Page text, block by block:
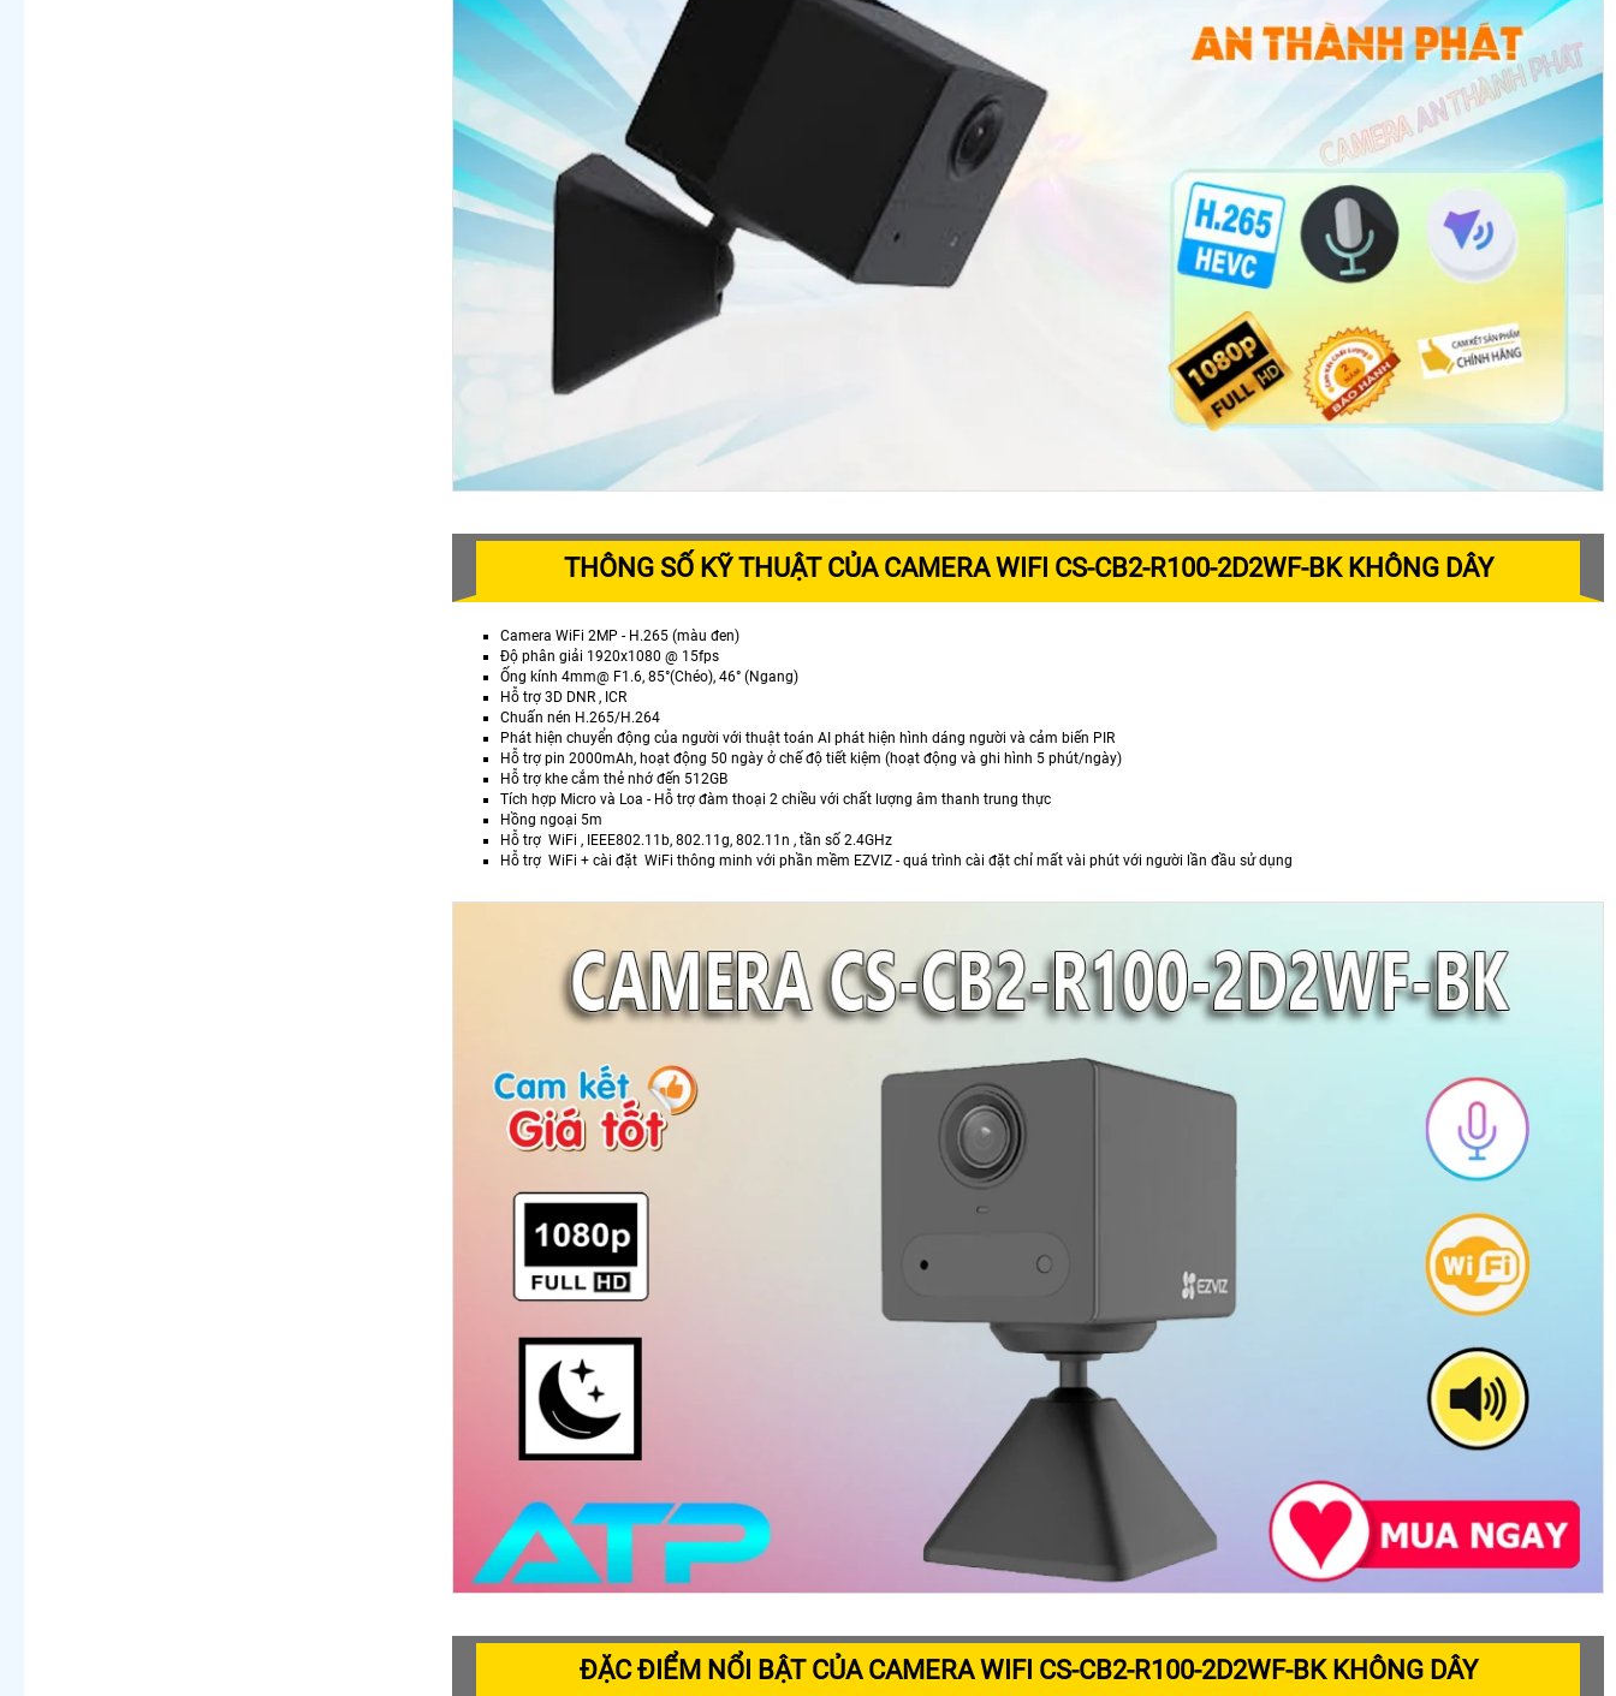
THÔNG SỐ KỸ THUẬT CỦA CAMERA WIFI CS-CB2-R100-2D2WF-BK KHÔNG DÂY
Camera WiFi 2MP - H.265 (màu đen)
Độ phân giải 1920x1080 @ 15fps
Ống kính 4mm@ F1.6, 85°(Chéo), 46° (Ngang)
Hỗ trợ 3D DNR , ICR
Chuấn nén H.265/H.264
Phát hiện chuyển động của người với thuật toán AI phát hiện hình dáng người và cảm biến PIR
Hỗ trợ pin 2000mAh, hoạt động 50 ngày ở chế độ tiết kiệm (hoạt động và ghi hình 5 phút/ngày)
Hỗ trợ khe cắm thẻ nhớ đến 512GB
Tích hợp Micro và Loa - Hỗ trợ đàm thoại 2 chiều với chất lượng âm thanh trung thực
Hồng ngoại 5m
Hỗ trợ WiFi , IEEE802.11b, 802.11g, 802.11n , tần số 2.4GHz
Hỗ trợ WiFi + cài đặt WiFi thông minh với phần mềm EZVIZ - quá trình cài đặt chỉ mất vài phút với người lần đầu sử dụng
ĐẶC ĐIỂM NỔI BẬT CỦA CAMERA WIFI CS-CB2-R100-2D2WF-BK KHÔNG DÂY